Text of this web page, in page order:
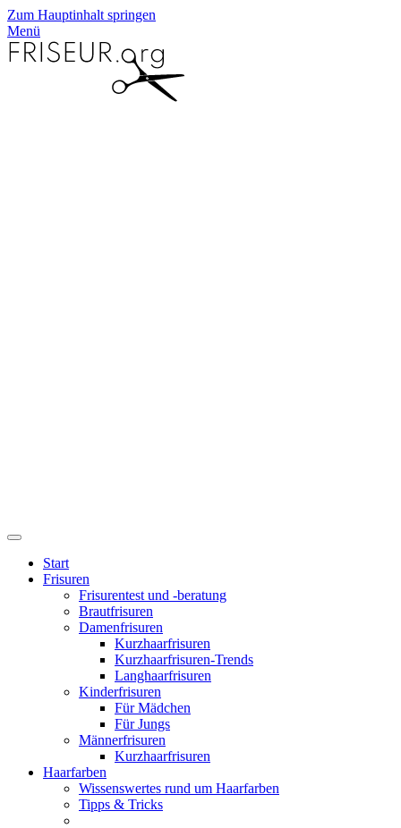
Zum Hauptinhalt springen
Menü
Start
Frisuren
Frisurentest und -beratung
Brautfrisuren
Damenfrisuren
Kurzhaarfrisuren
Kurzhaarfrisuren-Trends
Langhaarfrisuren
Kinderfrisuren
Für Mädchen
Für Jungs
Männerfrisuren
Kurzhaarfrisuren
Haarfarben
Wissenswertes rund um Haarfarben
Tipps & Tricks